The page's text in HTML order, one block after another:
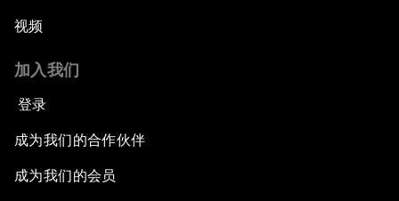
视频
加入我们
登录
成为我们的合作伙伴
成为我们的会员